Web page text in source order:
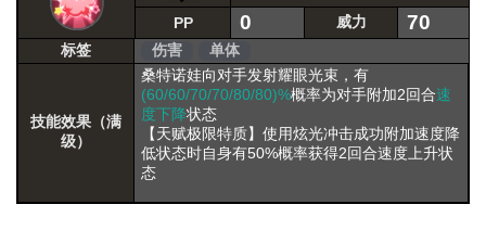
PP 0 威力 70
标签 伤害 单体
技能效果（满
级）
桑特诺娃向对手发射耀眼光束，有
(60/60/70/70/80/80)%概率为对手附加2回合速
度下降状态
【天赋极限特质】使用炫光冲击成功附加速度降
低状态时自身有50%概率获得2回合速度上升状
态